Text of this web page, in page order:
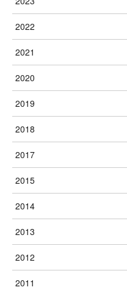
2022
2021
2020
2019
2018
2017
2015
2014
2013
2012
2011